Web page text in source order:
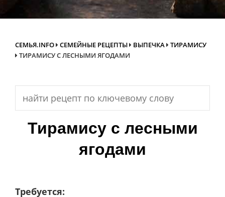
СЕМЬЯ.INFO СЕМЕЙНЫЕ РЕЦЕПТЫ ВЫПЕЧКА
ТИРАМИСУ
ТИРАМИСУ С ЛЕСНЫМИ ЯГОДАМИ
Search
Тирамису с лесными
ягодами
Требуется: